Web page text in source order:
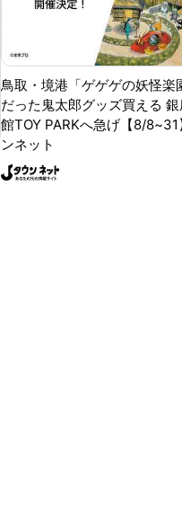
鳥取・境港「ゲゲゲの妖怪楽
だった鬼太郎グッズ買える
館TOY PARKへ急げ【8/8~31
ンネット